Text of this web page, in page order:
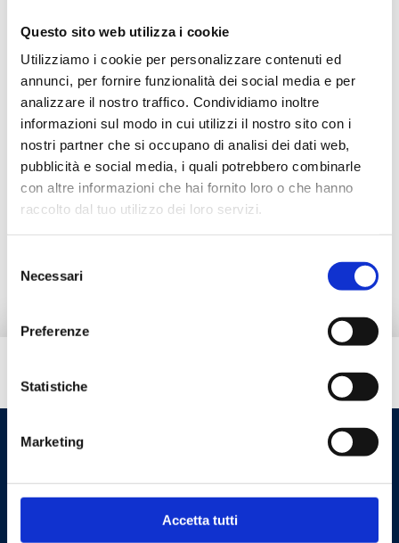
Questo sito web utilizza i cookie
Utilizziamo i cookie per personalizzare contenuti ed
annunci, per fornire funzionalità dei social media e per
analizzare il nostro traffico. Condividiamo inoltre
informazioni sul modo in cui utilizzi il nostro sito con i
nostri partner che si occupano di analisi dei dati web,
pubblicità e social media, i quali potrebbero combinarle
con altre informazioni che hai fornito loro o che hanno
raccolto dal tuo utilizzo dei loro servizi.
delNecessari
Preferenze
Statistiche
Marketing
Accetta tutti
Descrizione
Documentazione